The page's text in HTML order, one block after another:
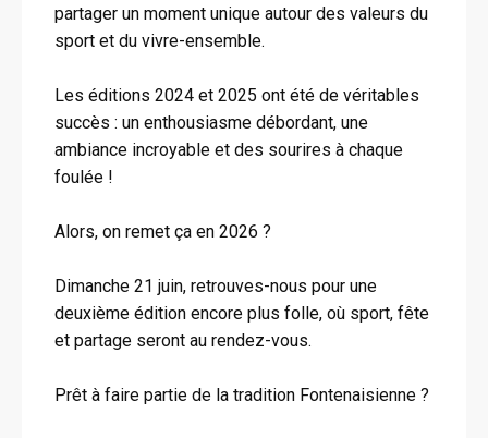
partager un moment unique autour des valeurs du
sport et du vivre-ensemble.
Les éditions 2024 et 2025 ont été de véritables
succès : un enthousiasme débordant, une
ambiance incroyable et des sourires à chaque
foulée !
Alors, on remet ça en 2026 ?
Dimanche 21 juin, retrouves-nous pour une
deuxième édition encore plus folle, où sport, fête
et partage seront au rendez-vous.
Prêt à faire partie de la tradition Fontenaisienne ?